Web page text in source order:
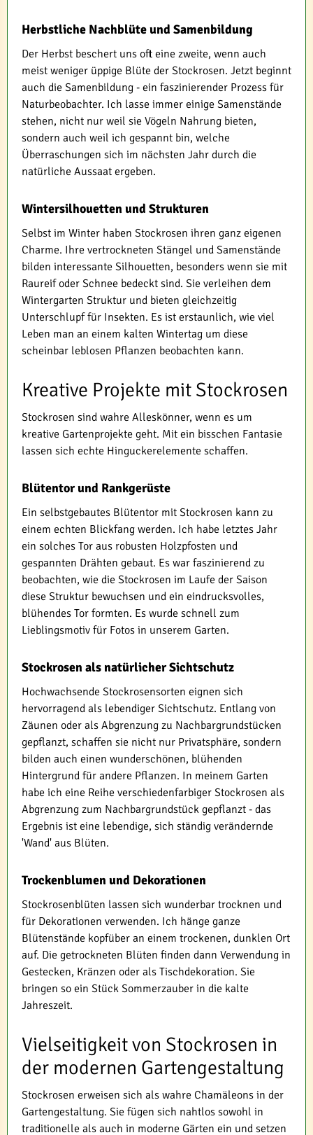
Herbstliche Nachblüte und Samenbildung
Der Herbst beschert uns oft eine zweite, wenn auch
meist weniger üppige Blüte der Stockrosen. Jetzt beginnt
auch die Samenbildung - ein faszinierender Prozess für
Naturbeobachter. Ich lasse immer einige Samenstände
stehen, nicht nur weil sie Vögeln Nahrung bieten,
sondern auch weil ich gespannt bin, welche
Überraschungen sich im nächsten Jahr durch die
natürliche Aussaat ergeben.
Wintersilhouetten und Strukturen
Selbst im Winter haben Stockrosen ihren ganz eigenen
Charme. Ihre vertrockneten Stängel und Samenstände
bilden interessante Silhouetten, besonders wenn sie mit
Raureif oder Schnee bedeckt sind. Sie verleihen dem
Wintergarten Struktur und bieten gleichzeitig
Unterschlupf für Insekten. Es ist erstaunlich, wie viel
Leben man an einem kalten Wintertag um diese
scheinbar leblosen Pflanzen beobachten kann.
Kreative Projekte mit Stockrosen
Stockrosen sind wahre Alleskönner, wenn es um
kreative Gartenprojekte geht. Mit ein bisschen Fantasie
lassen sich echte Hinguckerelemente schaffen.
Blütentor und Rankgerüste
Ein selbstgebautes Blütentor mit Stockrosen kann zu
einem echten Blickfang werden. Ich habe letztes Jahr
ein solches Tor aus robusten Holzpfosten und
gespannten Drähten gebaut. Es war faszinierend zu
beobachten, wie die Stockrosen im Laufe der Saison
diese Struktur bewuchsen und ein eindrucksvolles,
blühendes Tor formten. Es wurde schnell zum
Lieblingsmotiv für Fotos in unserem Garten.
Stockrosen als natürlicher Sichtschutz
Hochwachsende Stockrosensorten eignen sich
hervorragend als lebendiger Sichtschutz. Entlang von
Zäunen oder als Abgrenzung zu Nachbargrundstücken
gepflanzt, schaffen sie nicht nur Privatsphäre, sondern
bilden auch einen wunderschönen, blühenden
Hintergrund für andere Pflanzen. In meinem Garten
habe ich eine Reihe verschiedenfarbiger Stockrosen als
Abgrenzung zum Nachbargrundstück gepflanzt - das
Ergebnis ist eine lebendige, sich ständig verändernde
'Wand' aus Blüten.
Trockenblumen und Dekorationen
Stockrosenblüten lassen sich wunderbar trocknen und
für Dekorationen verwenden. Ich hänge ganze
Blütenstände kopfüber an einem trockenen, dunklen Ort
auf. Die getrockneten Blüten finden dann Verwendung in
Gestecken, Kränzen oder als Tischdekoration. Sie
bringen so ein Stück Sommerzauber in die kalte
Jahreszeit.
Vielseitigkeit von Stockrosen in
der modernen Gartengestaltung
Stockrosen erweisen sich als wahre Chamäleons in der
Gartengestaltung. Sie fügen sich nahtlos sowohl in
traditionelle als auch in moderne Gärten ein und setzen